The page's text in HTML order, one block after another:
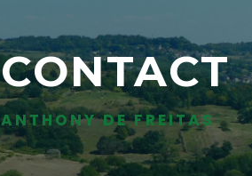
CONTACT
ANTHONY DE FREITAS